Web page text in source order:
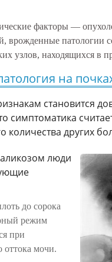
факторы —
врожденные патологии
узлов, находящихся в
на
становится
симптоматика
количества других
люди
до сорока
режим
при
оттока мочи.